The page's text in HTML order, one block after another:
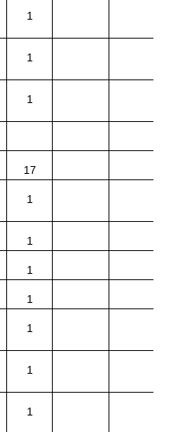
1
1
1
17
1
1
1
1
1
1
1